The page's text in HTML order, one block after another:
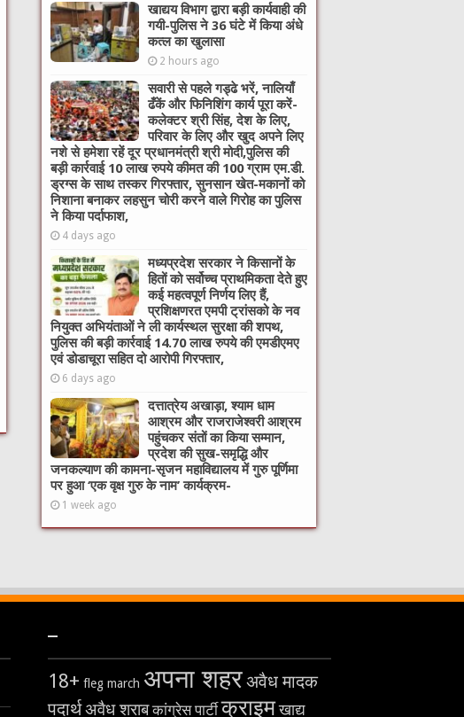
खाद्यय विभाग द्वारा बड़ी कार्यवाही की
गयी-पुलिस ने 36 घंटे में किया अंधे
कत्ल का खुलासा
2 hours ago
सवारी से पहले गड्ढे भरें, नालियाँ
ढँकें और फिनिशिंग कार्य पूरा करें-
कलेक्टर श्री सिंह, देश के लिए,
परिवार के लिए और खुद अपने लिए
नशे से हमेशा रहें दूर प्रधानमंत्री श्री मोदी,पुलिस की
बड़ी कार्रवाई 10 लाख रुपये कीमत की 100 ग्राम एम.डी.
ड्रग्स के साथ तस्कर गिरफ्तार, सुनसान खेत-मकानों को
निशाना बनाकर लहसुन चोरी करने वाले गिरोह का पुलिस
ने किया पर्दाफाश,
4 days ago
मध्यप्रदेश सरकार ने किसानों के
हितों को सर्वोच्च प्राथमिकता देते हुए
कई महत्वपूर्ण निर्णय लिए हैं,
प्रशिक्षणरत एमपी ट्रांसको के नव
नियुक्त अभियंताओं ने ली कार्यस्थल सुरक्षा की शपथ,
पुलिस की बड़ी कार्रवाई 14.70 लाख रुपये की एमडीएमए
एवं डोडाचूरा सहित दो आरोपी गिरफ्तार,
6 days ago
दत्तात्रेय अखाड़ा, श्याम धाम
आश्रम और राजराजेश्वरी आश्रम
पहुंचकर संतों का किया सम्मान,
प्रदेश की सुख-समृद्धि और
जनकल्याण की कामना-सृजन महाविद्यालय में गुरु पूर्णिमा
पर हुआ ‘एक वृक्ष गुरु के नाम’ कार्यक्रम-
1 week ago
–
18+ fleg march अपना शहरअवैध मादक
पदार्थअवैध शराब कांग्रेस पार्टी क्राइमखाद्य